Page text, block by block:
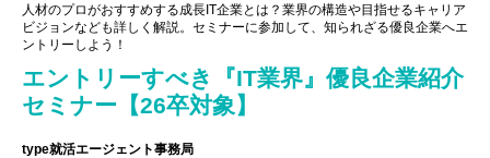
人材のプロがおすすめする成長IT企業とは？業界の構造や目指せるキャリア
ビジョンなども詳しく解説。セミナーに参加して、知られざる優良企業へエ
ントリーしよう！
エントリーすべき『IT業界』優良企業紹介
セミナー【26卒対象】
type就活エージェント事務局